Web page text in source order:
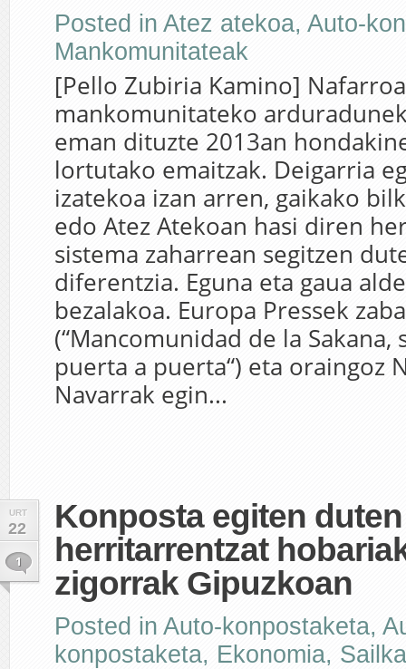
Posted in Atez atekoa, Auto-
Mankomunitateak
[Pello Zubiria Kamino]
mankomunitateko
eman dituzte 2013an
lortutako emaitzak. Deigarria
izatekoa izan arren, gaikako
edo Atez Atekoan hasi diren
sistema zaharrean segitzen
diferentzia. Eguna eta gaua
bezalakoa. Europa Pressek
(“Mancomunidad de la Sakana,
puerta a puerta“) eta oraingoz
Navarrak egin...
URT
22
1
Konposta egiten duten
herritarrentzat
zigorrak Gipuzkoan
Posted in Auto-konpostaketa,
konpostaketa, Ekonomia,